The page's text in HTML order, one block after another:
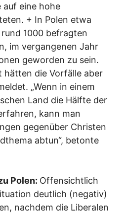
auf eine hohe
+ In Polen etwa
1000 befragten
im vergangenen Jahr
geworden zu sein.
hätten die Vorfälle aber
„Wenn in einem
Land die Hälfte der
kann man
gegenüber Christen
abtun“, betonte
Polen: Offensichtlich
deutlich (negativ)
nachdem die Liberalen